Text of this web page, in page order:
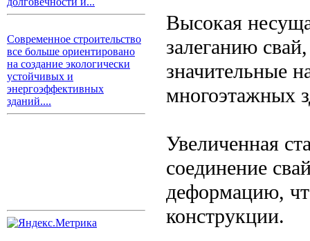
Современное строительство
все больше ориентировано
на создание экологически
устойчивых и
энергоэффективных
зданий....
Высокая
залеганию
значительные
многоэтажных
Увеличенная
соединение
деформацию,
конструкции.